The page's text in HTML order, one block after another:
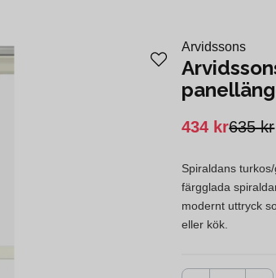
Arvidssons
635 kr
434 kr
Spiraldans
färgglada
modernt uttryck
eller kök.